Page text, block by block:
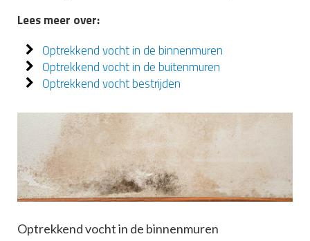
Lees meer over:
Optrekkend vocht in de binnenmuren
Optrekkend vocht in de buitenmuren
Optrekkend vocht bestrijden
Optrekkend vocht in de binnenmuren